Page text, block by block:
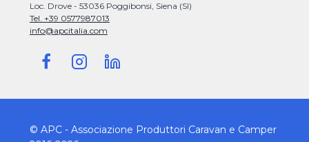
Loc. Drove - 53036 Poggibonsi, Siena (SI)
Tel. +39 0577987013
info@apcitalia.com
© APC - Associazione Produttori Caravan e Camper